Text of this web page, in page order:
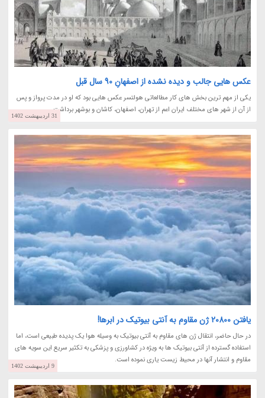
عکس هایی جالب و دیده نشده از اصفهانِ 90 سال قبل
یکی از مهم ترین بخش های کار مطالعاتی هولتسر عکس هایی بود که او در مدت پرواز و پس
از آن از شهر های مختلف ایران اعم از تهران، اصفهان، کاشان و بوشهر برداشت.
31 اردیبهشت 1402
یافتن 20800 ژن مقاوم به آنتی بیوتیک در ابرها!
در حال حاضر، انتقال ژن های مقاوم به آنتی بیوتیک به وسیله هوا یک پدیده طبیعی است، اما
استفاده گسترده از آنتی بیوتیک ها به ویژه در کشاورزی و پزشکی به تکثیر سریع این سویه های
مقاوم و انتشار آنها در محیط زیست یاری نموده است.
9 اردیبهشت 1402